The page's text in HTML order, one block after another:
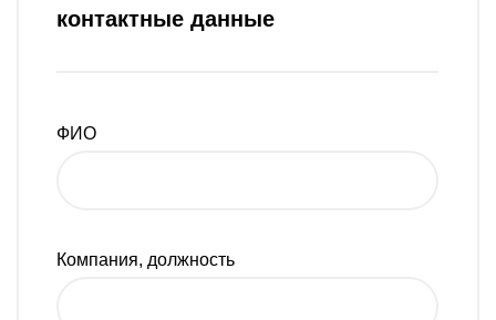
контактные данные
ФИО
Компания, должность